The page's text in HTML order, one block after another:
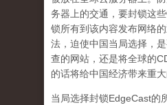
务器上的交通，要封锁这
锁所有到该内容发布网络
法，迫使中国当局选择，
查的网站，还是将全球的
的话将给中国经济带来重大
当局选择封锁EdgeCast的